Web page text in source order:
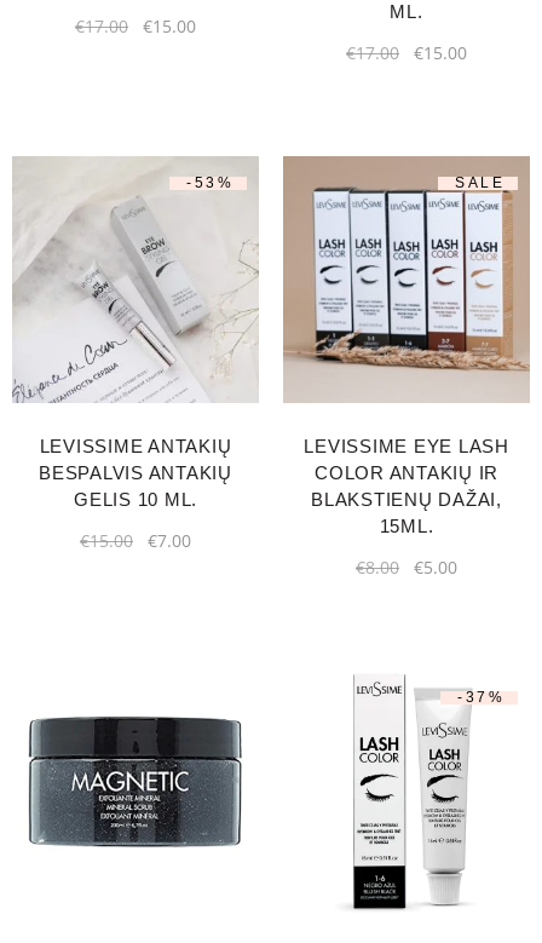
€17.00 €15.00
ML.
€17.00 €15.00
-53%
LEVISSIME ANTAKIŲ
BESPALVIS ANTAKIŲ
GELIS 10 ML.
€15.00 €7.00
SALE
LEVISSIME EYE LASH
COLOR ANTAKIŲ IR
BLAKSTIENŲ DAŽAI,
15ML.
€8.00 €5.00
-37%